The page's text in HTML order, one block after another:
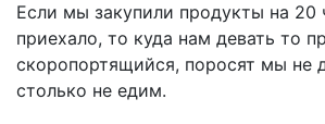
Если мы закупили продукты на 20
приехало, то куда нам девать то
скоропортящийся, поросят мы не
столько не едим.